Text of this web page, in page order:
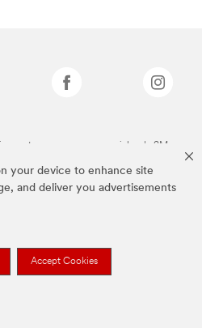
your device to enhance site
and deliver you advertisements
Accept Cookies
son marcas comerciales de 3M.